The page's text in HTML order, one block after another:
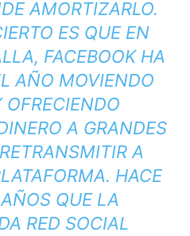
AMORTIZARLO.
ES QUE EN
FACEBOOK HA
AÑO MOVIENDO
A GRANDES
A
HACE
QUE LA
RED SOCIAL